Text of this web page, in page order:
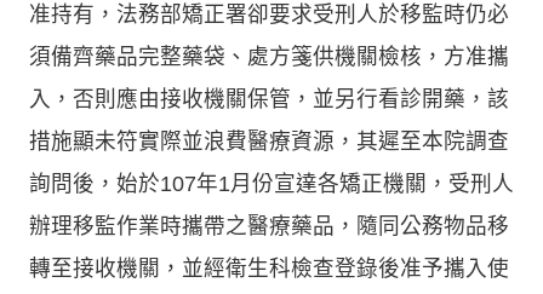
准持有，法務部矯正署卻要求受刑人於移監時仍必
須備齊藥品完整藥袋、處方箋供機關檢核，方准攜
入，否則應由接收機關保管，並另行看診開藥，該
措施顯未符實際並浪費醫療資源，其遲至本院調查
詢問後，始於107年1月份宣達各矯正機關，受刑人
辦理移監作業時攜帶之醫療藥品，隨同公務物品移
轉至接收機關，並經衛生科檢查登錄後准予攜入使